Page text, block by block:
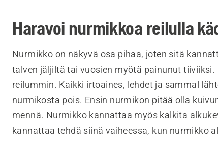
Haravoi nurmikkoa reilulla
Nurmikko on näkyvä osa pihaa, joten sitä
talven jäljiltä tai vuosien myötä painunut tiiviiksi.
reilummin. Kaikki irtoaines, lehdet ja sammal
nurmikosta pois. Ensin nurmikon pitää olla
mennä. Nurmikko kannattaa myös kalkita
kannattaa tehdä siinä vaiheessa, kun nurmikko